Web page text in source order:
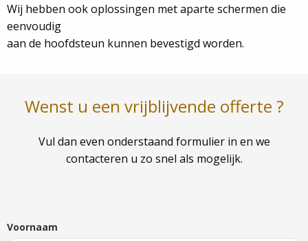
Wij hebben ook oplossingen met aparte schermen die
eenvoudig
aan de hoofdsteun kunnen bevestigd worden.
Wenst u een vrijblijvende offerte ?
Vul dan even onderstaand formulier in en we
contacteren u zo snel als mogelijk.
Voornaam